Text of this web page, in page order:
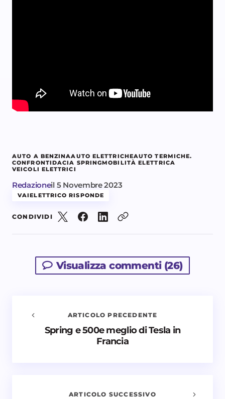
AUTO A BENZINAAUTO ELETTRICHEAUTO TERMICHE.
CONFRONTIDACIA SPRINGMOBILITÀ ELETTRICA
VEICOLI ELETTRICI
Redazioneil 5 Novembre 2023
VAIELETTRICO RISPONDE
CONDIVIDI
Visualizza commenti (26)
Avvisami quando vengono aggiunti nuovi
ARTICOLO PRECEDENTE
Spring e 500e meglio di Tesla in
Francia
ARTICOLO SUCCESSIVO